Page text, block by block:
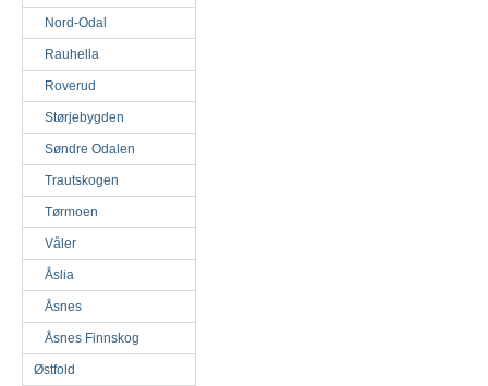
Nord-Odal
Rauhella
Roverud
Størjebygden
Søndre Odalen
Trautskogen
Tørmoen
Våler
Åslia
Åsnes
Åsnes Finnskog
Østfold